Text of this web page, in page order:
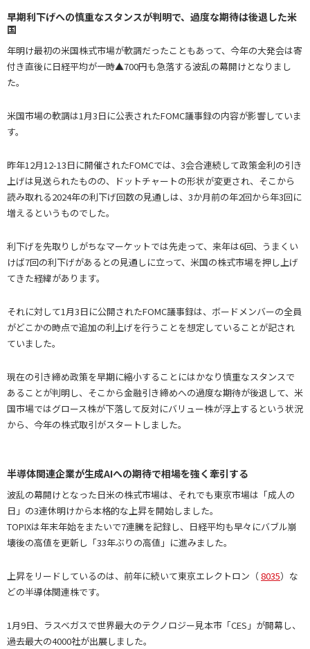
早期利下げへの慎重なスタンスが判明で、過度な期待は後退した米
国
年明け最初の米国株式市場が軟調だったこともあって、今年の大発会は寄
付き直後に日経平均が一時▲700円も急落する波乱の幕開けとなりまし
た。
米国市場の軟調は1月3日に公表されたFOMC議事録の内容が影響していま
す。
昨年12月12-13日に開催されたFOMCでは、3会合連続して政策金利の引き
上げは見送られたものの、ドットチャートの形状が変更され、そこから
読み取れる2024年の利下げ回数の見通しは、3か月前の年2回から年3回に
増えるというものでした。
利下げを先取りしがちなマーケットでは先走って、来年は6回、うまくい
けば7回の利下げがあるとの見通しに立って、米国の株式市場を押し上げ
てきた経緯があります。
それに対して1月3日に公開されたFOMC議事録は、ボードメンバーの全員
がどこかの時点で追加の利上げを行うことを想定していることが記され
ていました。
現在の引き締め政策を早期に縮小することにはかなり慎重なスタンスで
あることが判明し、そこから金融引き締めへの過度な期待が後退して、米
国市場ではグロース株が下落して反対にバリュー株が浮上するという状況
から、今年の株式取引がスタートしました。
半導体関連企業が生成AIへの期待で相場を強く牽引する
波乱の幕開けとなった日米の株式市場は、それでも東京市場は「成人の
日」の3連休明けから本格的な上昇を開始しました。
TOPIXは年末年始をまたいで7連騰を記録し、日経平均も早々にバブル崩
壊後の高値を更新し「33年ぶりの高値」に進みました。
上昇をリードしているのは、前年に続いて東京エレクトロン（8035）な
どの半導体関連株です。
1月9日、ラスベガスで世界最大のテクノロジー見本市「CES」が開幕し、
過去最大の4000社が出展しました。